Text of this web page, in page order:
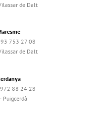
de Dalt
753 27 08
de Dalt
88 24 28